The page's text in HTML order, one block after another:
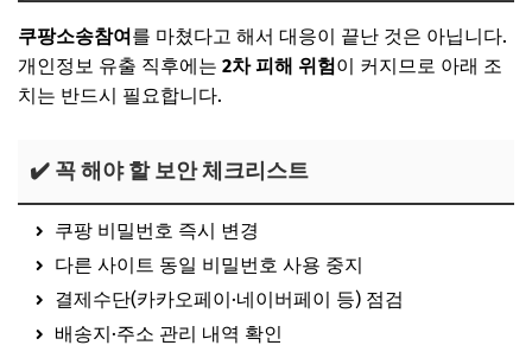
쿠팡소송참여를 마쳤다고 해서 대응이 끝난 것은 아닙니다.
개인정보 유출 직후에는 2차 피해 위험이 커지므로 아래 조
치는 반드시 필요합니다.
✔️ 꼭 해야 할 보안 체크리스트
쿠팡 비밀번호 즉시 변경
다른 사이트 동일 비밀번호 사용 중지
결제수단(카카오페이·네이버페이 등) 점검
배송지·주소 관리 내역 확인